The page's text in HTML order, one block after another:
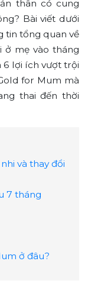
thân có cung
Bài viết dưới
tin tổng quan về
ở mẹ vào tháng
6 lợi ích vượt trội
for Mum mà
thai đến thời
và thay đổi
7 tháng
ở đâu?